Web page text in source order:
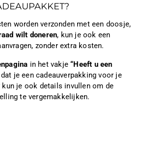
worden verzonden met een doosje,
wilt doneren, kun je ook een
zonder extra kosten.
in het vakje“Heeft u een
dat je een cadeauverpakking voor je
je ook details invullen om de
te vergemakkelijken.